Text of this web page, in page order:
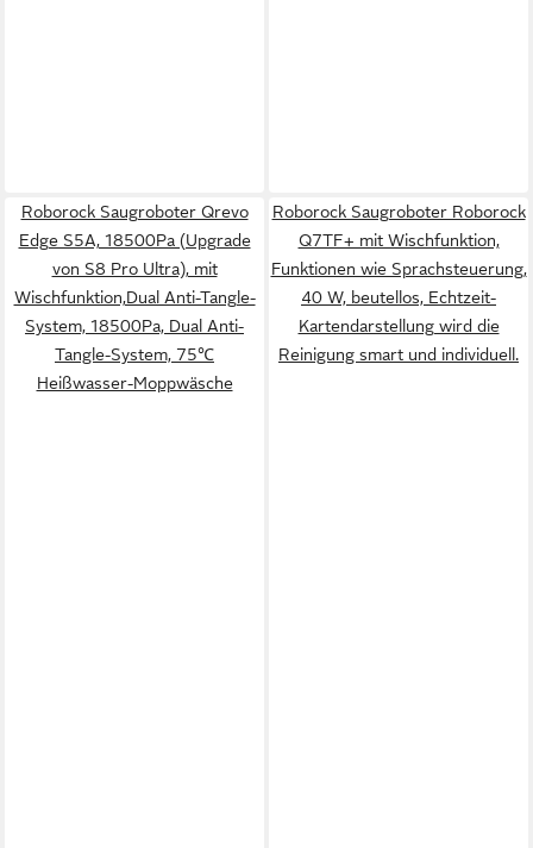
Roborock Saugroboter Qrevo
Edge S5A, 18500Pa (Upgrade
von S8 Pro Ultra), mit
Wischfunktion,Dual Anti-Tangle-
System, 18500Pa, Dual Anti-
Tangle-System, 75℃
Heißwasser-Moppwäsche
Roborock Saugroboter Roborock
Q7TF+ mit Wischfunktion,
Funktionen wie Sprachsteuerung,
40 W, beutellos, Echtzeit-
Kartendarstellung wird die
Reinigung smart und individuell.